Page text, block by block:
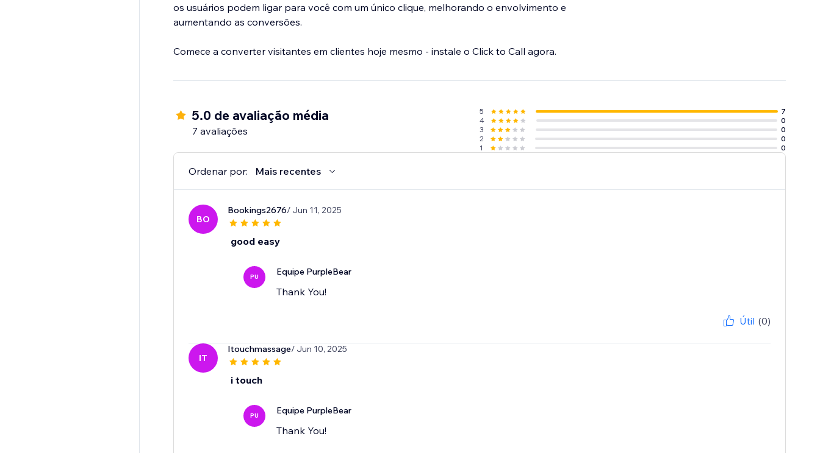
os usuários podem ligar para você com um único clique, melhorando o envolvimento e
aumentando as conversões.
Comece a converter visitantes em clientes hoje mesmo - instale o Click to Call agora.
5.0 de avaliação média
7 avaliações
5
7
4
0
3
0
2
0
1
0
Ordenar por: Mais recentes
BO
Bookings2676/ Jun 11, 2025
good easy
PU Equipe PurpleBear
Thank You!
Útil (0)
IT
Itouchmassage/ Jun 10, 2025
i touch
PU Equipe PurpleBear
Thank You!